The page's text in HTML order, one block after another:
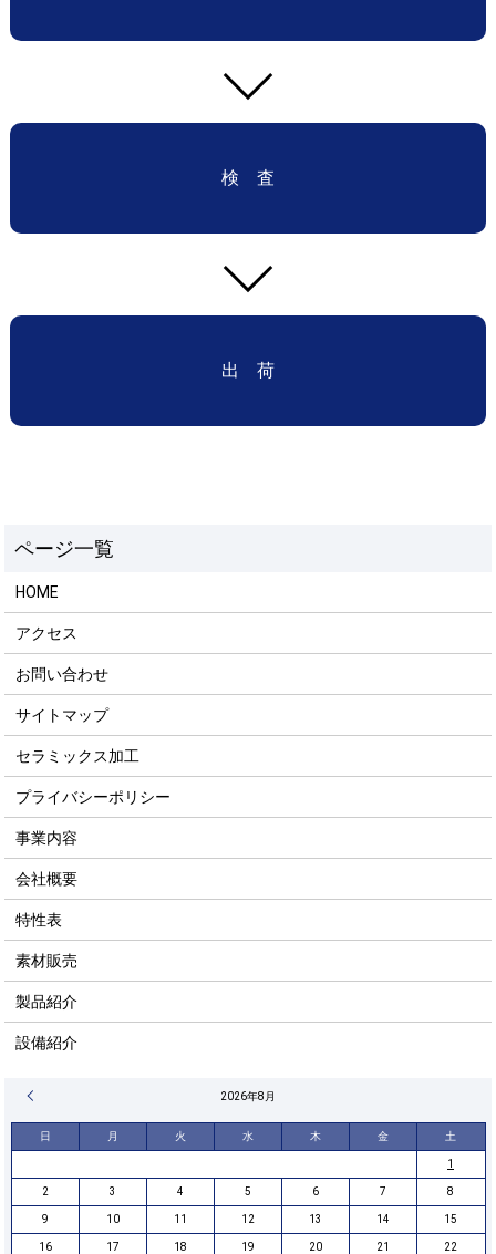
検 査
出 荷
HOME
アクセス
お問い合わせ
サイトマップ
セラミックス加工
プライバシーポリシー
事業内容
会社概要
特性表
素材販売
製品紹介
設備紹介
2026年8月
日 月 火 水 木 金 土
1
2 3 4 5 6 7 8
9 10 11 12 13 14 15
16 17 18 19 20 21 22